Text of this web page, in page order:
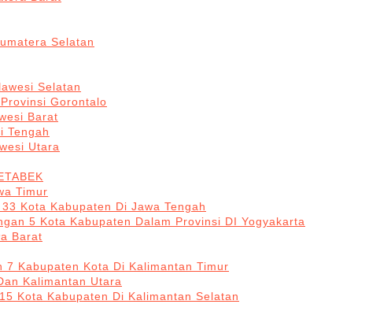
Selatan
Selatan
Gorontalo
Barat
Tengah
Utara
Timur
Kota Kabupaten Di Jawa Tengah
5 Kota Kabupaten Dalam Provinsi DI Yogyakarta
Barat
7 Kabupaten Kota Di Kalimantan Timur
Kalimantan Utara
Kota Kabupaten Di Kalimantan Selatan